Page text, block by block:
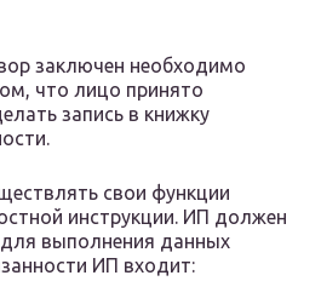
заключен необходимо
что лицо принято
запись в книжку
свои функции
инструкции. ИП должен
для выполнения данных
ИП входит: